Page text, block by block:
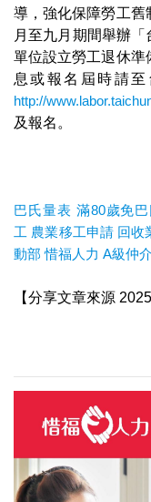
導，強化保障勞工舊
月至九月期間舉辦「
單位設立勞工退休準
息或報名屆時請
http://
及報名。
巴氏量表 滿80歲免
工 農業移工申請 回收
動部 惜福人力 A級仲介
【分享文章來源